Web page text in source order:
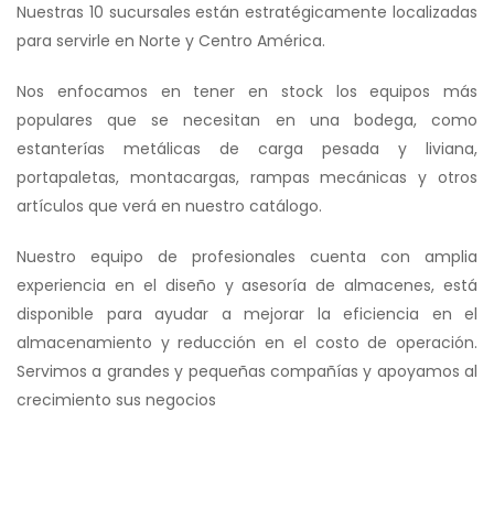
Nuestras 10 sucursales están estratégicamente localizadas
para servirle en Norte y Centro América.
Nos enfocamos en tener en stock los equipos más
populares que se necesitan en una bodega, como
estanterías metálicas de carga pesada y liviana,
portapaletas, montacargas, rampas mecánicas y otros
artículos que verá en nuestro catálogo.
Nuestro equipo de profesionales cuenta con amplia
experiencia en el diseño y asesoría de almacenes, está
disponible para ayudar a mejorar la eficiencia en el
almacenamiento y reducción en el costo de operación.
Servimos a grandes y pequeñas compañías y apoyamos al
crecimiento sus negocios